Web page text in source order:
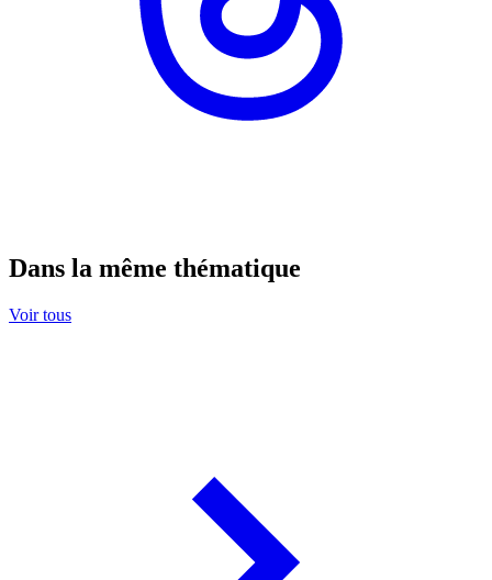
Dans la même thématique
Voir tous